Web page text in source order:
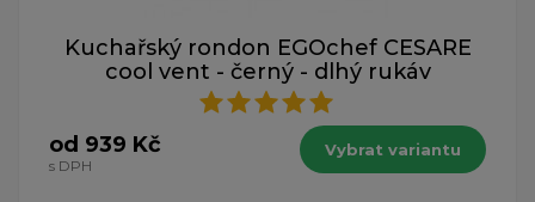
Kuchařský rondon EGOchef CESARE
cool vent - černý - dlhý rukáv
od 939 Kč
s DPH
Vybrat variantu